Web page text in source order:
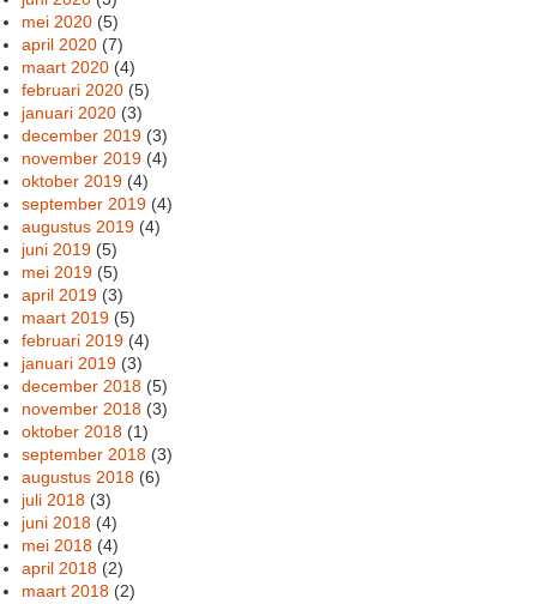
mei 2020 (5)
april 2020 (7)
maart 2020 (4)
februari 2020 (5)
januari 2020 (3)
december 2019 (3)
november 2019 (4)
oktober 2019 (4)
september 2019 (4)
augustus 2019 (4)
juni 2019 (5)
mei 2019 (5)
april 2019 (3)
maart 2019 (5)
februari 2019 (4)
januari 2019 (3)
december 2018 (5)
november 2018 (3)
oktober 2018 (1)
september 2018 (3)
augustus 2018 (6)
juli 2018 (3)
juni 2018 (4)
mei 2018 (4)
april 2018 (2)
maart 2018 (2)